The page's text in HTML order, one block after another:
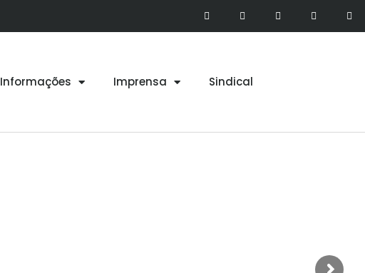
Informações Imprensa Sindical